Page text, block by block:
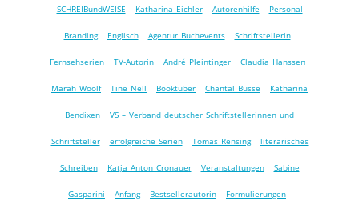
SCHREIBundWEISE Katharina Eichler Autorenhilfe Personal
Branding Englisch Agentur Buchevents Schriftstellerin
Fernsehserien TV-Autorin André Pleintinger Claudia Hanssen
Marah Woolf Tine Nell Booktuber Chantal Busse Katharina
Bendixen VS – Verband deutscher Schriftstellerinnen und
Schriftsteller erfolgreiche Serien Tomas Rensing literarisches
Schreiben Katja Anton Cronauer Veranstaltungen Sabine
Gasparini Anfang Bestsellerautorin Formulierungen